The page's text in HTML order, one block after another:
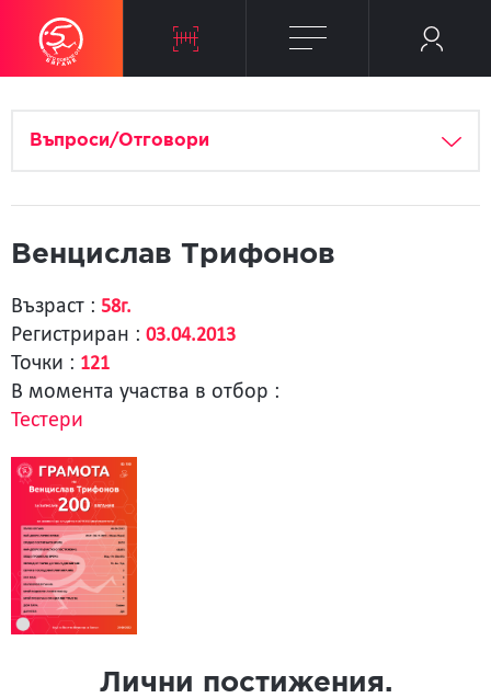
Въпроси/Отговори
Венцислав Трифонов
Възраст : 58г.
Регистриран : 03.04.2013
Точки : 121
В момента участва в отбор :
Тестери
Лични постижения.